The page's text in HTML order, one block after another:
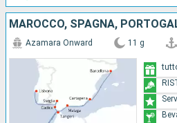
MAROCCO, SPAGNA,
Azamara Onward 11 g